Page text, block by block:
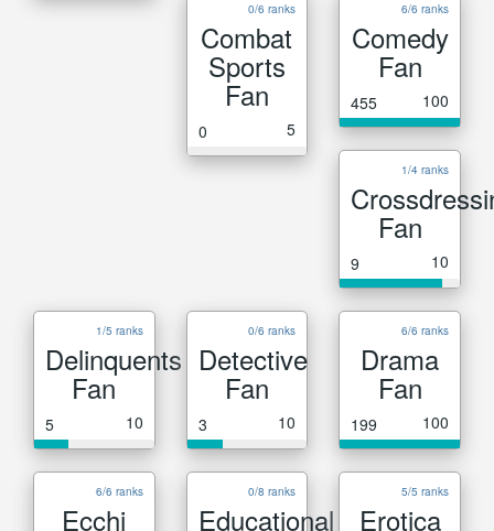
0/6 ranks
Combat
Sports
Fan
0 5
6/6 ranks
Comedy
Fan
455 100
1/4 ranks
Fan
9 10
1/5 ranks
Delinquents
Fan
5 10
0/6 ranks
Detective
Fan
3 10
6/6 ranks
Drama
Fan
199 100
6/6 ranks
Ecchi
0/8 ranks
Educational
5/5 ranks
Erotica